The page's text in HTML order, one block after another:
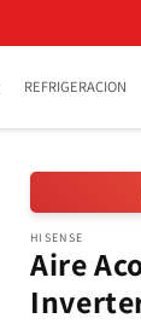
REFRIGERACION
HISENSE
Aire